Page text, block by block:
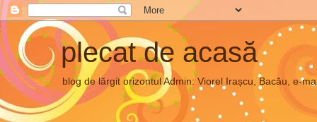
plecat de acasă
blog de lărgit orizontul Admin: Viorel Irașcu, Bacău, e-